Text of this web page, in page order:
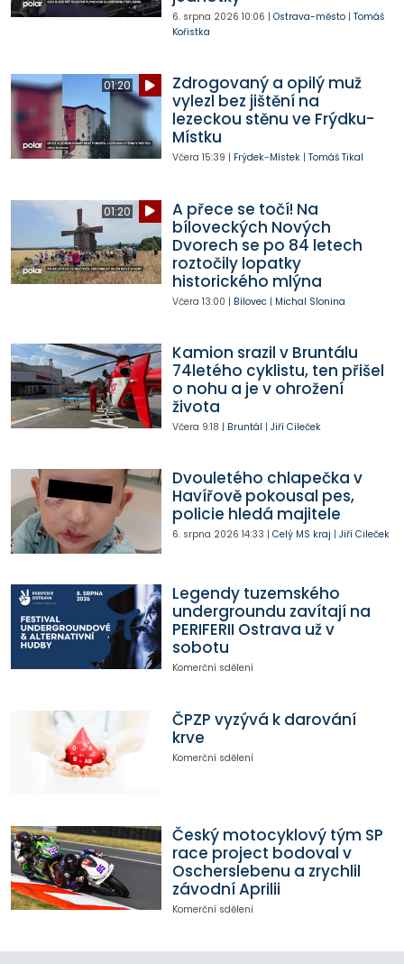
6. srpna 2026 10:06 | Ostrava-město| Tomáš
Kořistka
01:20
Zdrogovaný a opilý muž
vylezl bez jištění na
lezeckou stěnu ve Frýdku-
Místku
Včera 15:39 | Frýdek-Místek| Tomáš Tikal
01:20
A přece se točí! Na
bíloveckých Nových
Dvorech se po 84 letech
roztočily lopatky
historického mlýna
Včera 13:00 | Bílovec| Michal Slonina
Kamion srazil v Bruntálu
74letého cyklistu, ten přišel
o nohu a je v ohrožení
života
Včera 9:18 | Bruntál | Jiří Cileček
Dvouletého chlapečka v
Havířově pokousal pes,
policie hledá majitele
6. srpna 2026 14:33 | Celý MS kraj | Jiří Cileček
Legendy tuzemského
undergroundu zavítají na
PERIFERII Ostrava už v
sobotu
Komerční sdělení
ČPZP vyzývá k darování
krve
Komerční sdělení
Český motocyklový tým SP
race project bodoval v
Oscherslebenu a zrychlil
závodní Aprilii
Komerční sdělení